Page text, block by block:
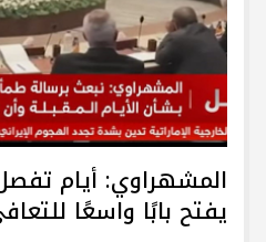
المشهراوي: أيام
يفتح بابًا واسعًا